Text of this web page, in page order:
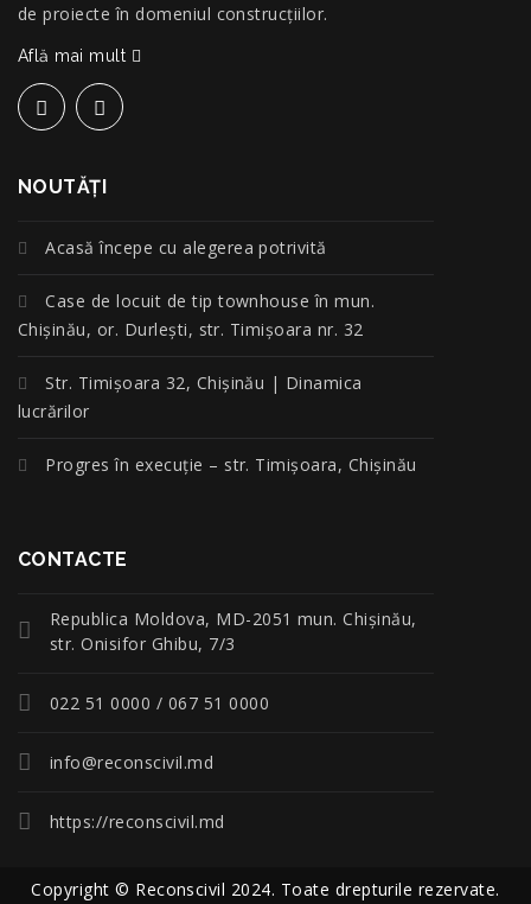
de proiecte în domeniul construcțiilor.
Află mai mult
NOUTĂŢI
Acasă începe cu alegerea potrivită
Case de locuit de tip townhouse în mun.
Chișinău, or. Durlești, str. Timișoara nr. 32
Str. Timișoara 32, Chișinău | Dinamica
lucrărilor
Progres în execuție – str. Timișoara, Chișinău
CONTACTE
Republica Moldova, MD-2051 mun. Chişinău,
str. Onisifor Ghibu, 7/3
022 51 0000 / 067 51 0000
info@reconscivil.md
https://reconscivil.md
Copyright © Reconscivil 2024. Toate drepturile rezervate.